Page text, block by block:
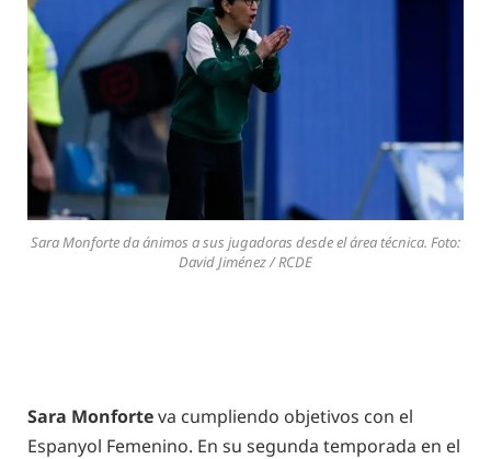
Sara Monforte da ánimos a sus jugadoras desde el área técnica. Foto:
David Jiménez / RCDE
Sara Monforteva cumpliendo objetivos con el
Espanyol Femenino. En su segunda temporada en el